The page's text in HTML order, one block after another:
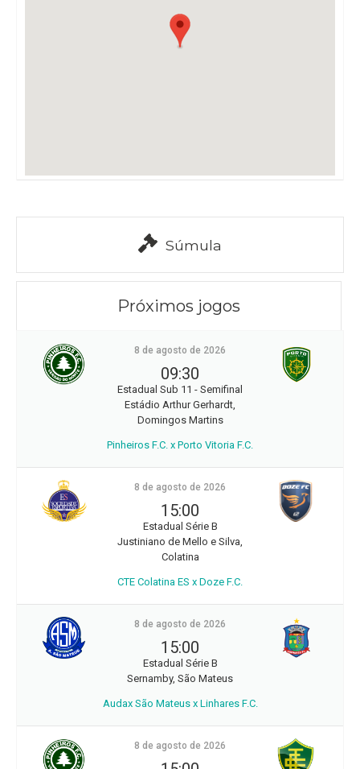
Súmula
Próximos jogos
8 de agosto de 2026
09:30
Estadual Sub 11 - Semifinal
Estádio Arthur Gerhardt,
Domingos Martins
Pinheiros F.C. x Porto Vitoria F.C.
8 de agosto de 2026
15:00
Estadual Série B
Justiniano de Mello e Silva,
Colatina
CTE Colatina ES x Doze F.C.
8 de agosto de 2026
15:00
Estadual Série B
Sernamby, São Mateus
Audax São Mateus x Linhares F.C.
8 de agosto de 2026